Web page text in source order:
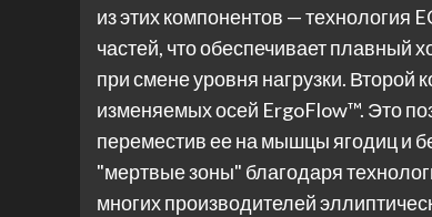
из этих компонентов — технология
частей, что обеспечивает
при смене уровня нагрузки.
изменяемых осей ErgoFlow™. Это
переместив ее на мышцы ягодиц и
"мертвые зоны" благодаря
многих производителей